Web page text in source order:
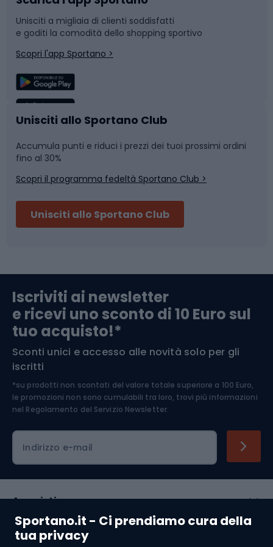
Sportano.it - Ci prendiamo cura della
tua privacy
Corsa
Sport di squadra
Caschi da ciclismo
Skitouring
Abbigliamento da escursionismo
Snowboard
Camminata nordica
Nuoto
Pattinaggio
Componenti per biciclette
Arrampicata
Medicina dello sport
Abbigliamento ciclistico
Unisciti a migliaia di clienti soddisfatti
e goditi la comodità dello shopping sportivo
Scopri l'app Sportano >
Unisciti allo Sportano Club
Accumula punti e riduci i prezzi dei tuoi prossimi ordini
fino al 30%
Scopri il programma fedeltà Sportano Club >
Unisciti allo Sportano Club
Iscriviti ai newsletter
e ricevi uno sconto di 10 Euro sul
tuo acquisto!*
Sconti unici e accesso alle novità solo per gli
iscritti
*su prodotti non scontati del valore totale superiore a 100 Euro,
le promozioni non sono cumulabili tra loro, trovi più informazioni
nel Regolamento del Servizio Newsletter.
Indirizzo e-mail
Acquisti
Servizio clienti